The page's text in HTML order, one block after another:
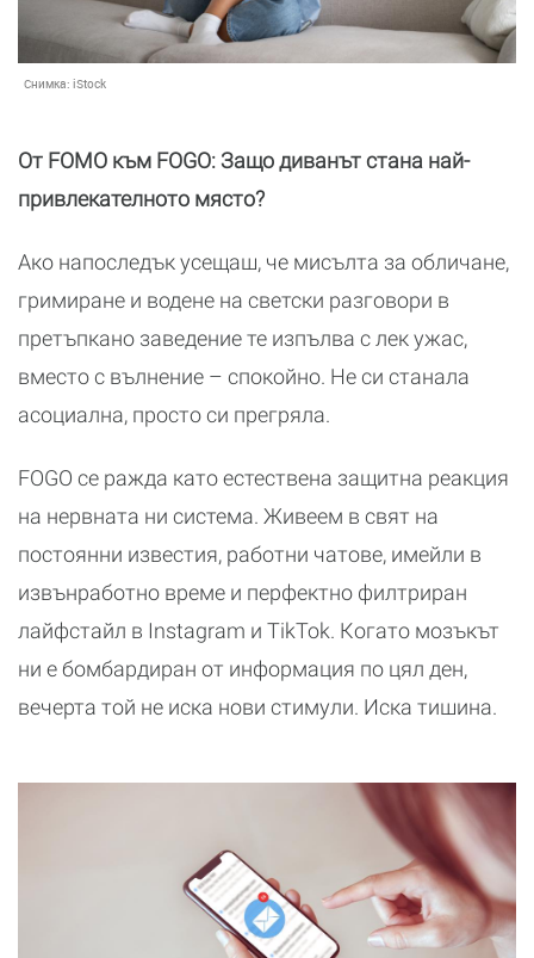
Снимка: iStock
От FOMO към FOGO: Защо диванът стана най-
привлекателното място?
Ако напоследък усещаш, че мисълта за обличане,
гримиране и водене на светски разговори в
претъпкано заведение те изпълва с лек ужас,
вместо с вълнение – спокойно. Не си станала
асоциална, просто си прегряла.
FOGO се ражда като естествена защитна реакция
на нервната ни система. Живеем в свят на
постоянни известия, работни чатове, имейли в
извънработно време и перфектно филтриран
лайфстайл в Instagram и TikTok. Когато мозъкът
ни е бомбардиран от информация по цял ден,
вечерта той не иска нови стимули. Иска тишина.